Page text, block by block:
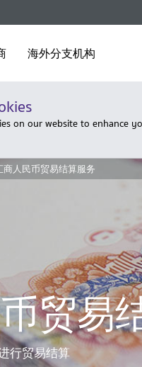
海外分支机构
on our website to enhance
商人民币贸易结算服务
贸易
行贸易结算